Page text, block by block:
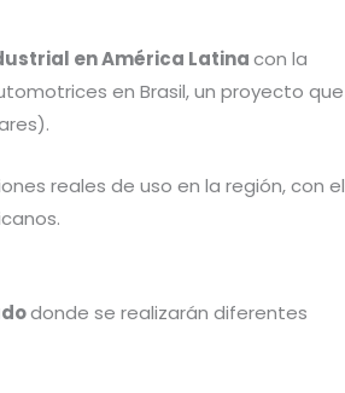
en América Latinacon la
en Brasil, un proyecto que
reales de uso en la región, con el
donde se realizarán diferentes